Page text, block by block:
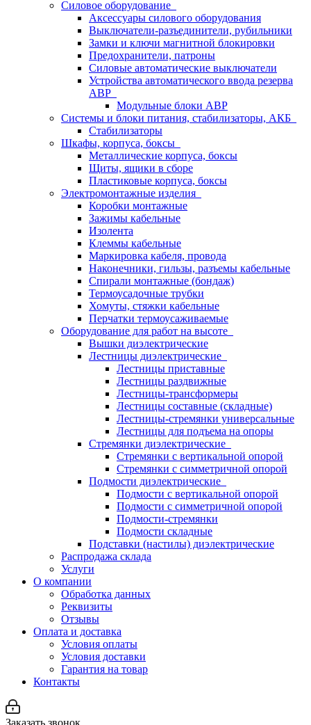
Силовое оборудование
Аксессуары силового оборудования
Выключатели-разъединители, рубильники
Замки и ключи магнитной блокировки
Предохранители, патроны
Силовые автоматические выключатели
Устройства автоматического ввода резерва
АВР
Модульные блоки АВР
Системы и блоки питания, стабилизаторы, АКБ
Стабилизаторы
Шкафы, корпуса, боксы
Металлические корпуса, боксы
Щиты, ящики в сборе
Пластиковые корпуса, боксы
Электромонтажные изделия
Коробки монтажные
Зажимы кабельные
Изолента
Клеммы кабельные
Маркировка кабеля, провода
Наконечники, гильзы, разъемы кабельные
Спирали монтажные (бондаж)
Термоусадочные трубки
Хомуты, стяжки кабельные
Перчатки термоусаживаемые
Оборудование для работ на высоте
Вышки диэлектрические
Лестницы диэлектрические
Лестницы приставные
Лестницы раздвижные
Лестницы-трансформеры
Лестницы составные (складные)
Лестницы-стремянки универсальные
Лестницы для подъема на опоры
Стремянки диэлектрические
Стремянки с вертикальной опорой
Стремянки с симметричной опорой
Подмости диэлектрические
Подмости с вертикальной опорой
Подмости с симметричной опорой
Подмости-стремянки
Подмости складные
Подставки (настилы) диэлектрические
Распродажа склада
Услуги
О компании
Обработка данных
Реквизиты
Отзывы
Оплата и доставка
Условия оплаты
Условия доставки
Гарантия на товар
Контакты
Заказать звонок